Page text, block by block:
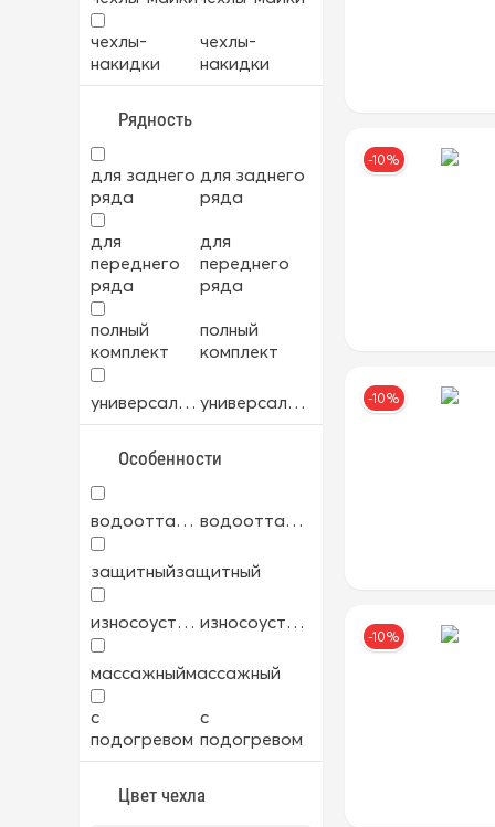
велюрвелюр
велюр+экокожа велюр+экокожа
ткань
экокожа экокожа
чехлы-
накидки
чехлы-
накидки
Рядность
для заднего
ряда
для заднего
ряда
для
переднего
ряда
для
переднего
ряда
полный
комплект
полный
комплект
универсальный универсальный
Особенности
водоотталкивающий водоотталкивающий
защитныйзащитный
износоустойчивый износоустойчивый
массажныймассажный
с
подогревом
с
подогревом
Цвет чехла
-10%
-10%
-10%